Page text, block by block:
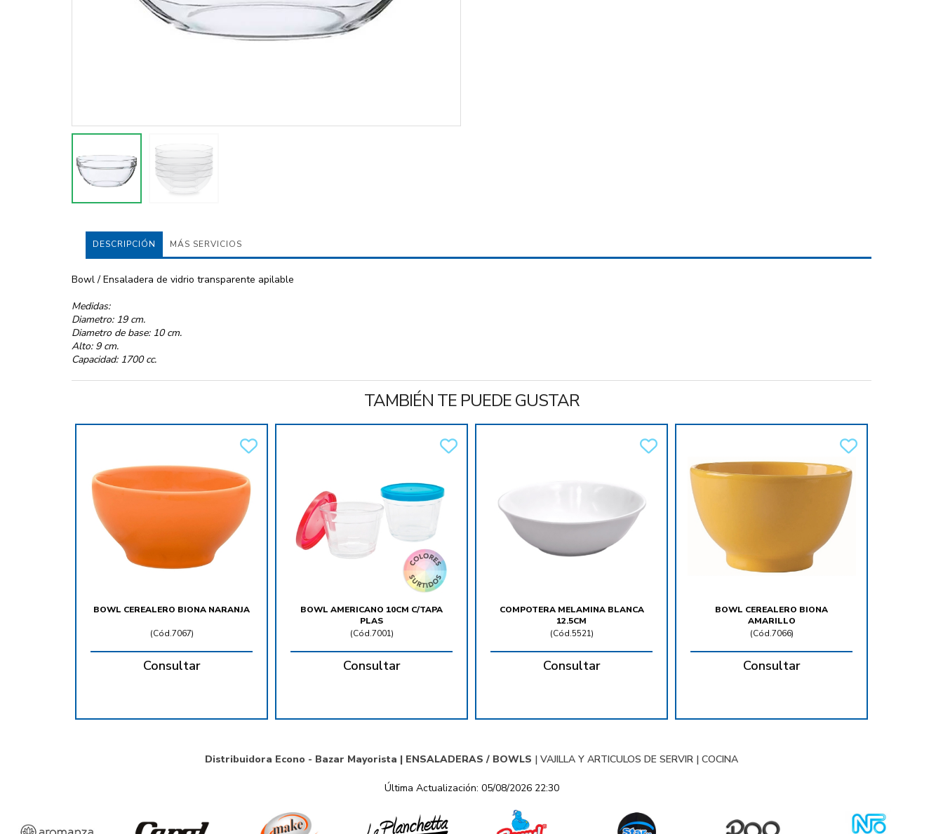
DESCRIPCIÓN MÁS SERVICIOS
Bowl / Ensaladera de vidrio transparente apilable
Medidas:
Diametro: 19 cm.
Diametro de base: 10 cm.
Alto: 9 cm.
Capacidad: 1700 cc.
TAMBIÉN TE PUEDE GUSTAR
BOWL CEREALERO BIONA NARANJA
(Cód.7067)
Consultar
BOWL AMERICANO 10CM C/TAPA
PLAS
(Cód.7001)
Consultar
COMPOTERA MELAMINA BLANCA
12.5CM
(Cód.5521)
Consultar
BOWL CEREALERO BIONA
AMARILLO
(Cód.7066)
Consultar
Distribuidora Econo - Bazar Mayorista | ENSALADERAS / BOWLS | VAJILLA Y ARTICULOS DE SERVIR | COCINA
Última Actualización: 05/08/2026 22:30